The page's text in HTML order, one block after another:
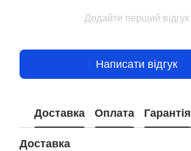
Додайте перший відгук
Написати відгук
Доставка Оплата Гарантія
Доставка